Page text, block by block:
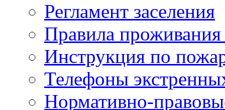
Регламент заселения
Правила
Инструкция по
Телефоны
Нормативно-